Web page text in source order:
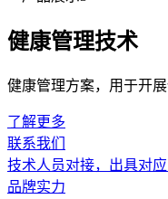
健康管理技术
健康管理方案，用于开
了解更多
联系我们
技术人员对接，出具对
品牌实力